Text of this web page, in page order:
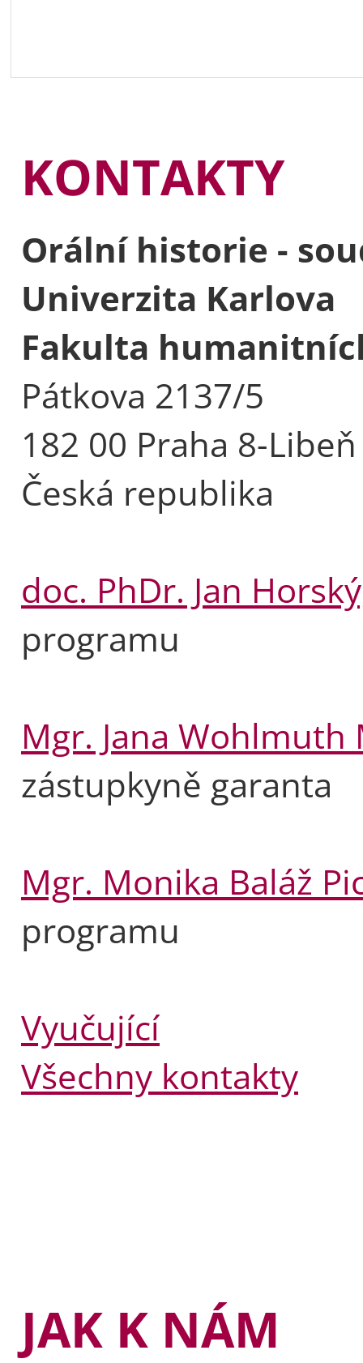
KONTAKTY
Orální historie -
Univerzita Karlova
Fakulta
Pátkova 2137/5
182 00 Praha 8-Libeň
Česká republika
doc. PhDr. Jan
programu
Mgr. Jana Wohlmuth
zástupkyně garanta
Mgr. Monika Baláž
programu
Vyučující
Všechny kontakty
JAK K NÁM